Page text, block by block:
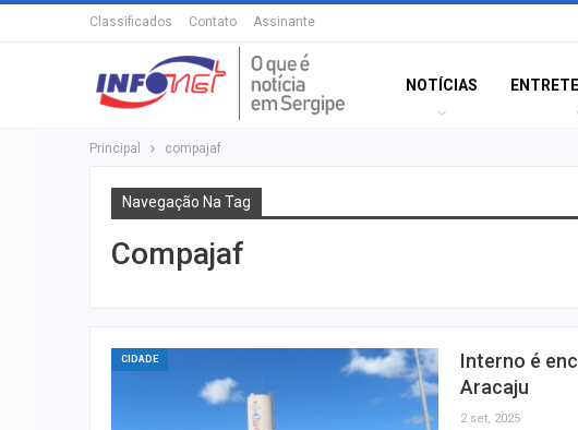
Classificados Contato Assinante
NOTÍCIAS
Principal compajaf
Navegação Na Tag
Compajaf
CIDADE
Interno é
Aracaju
2 set, 2025